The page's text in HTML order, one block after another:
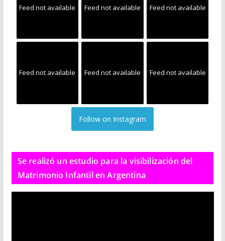
Feed not available Feed not available Feed not available
Feed not available Feed not available Feed not available
Follow on Instagram
Se realizó un estudio para la visibilización del
Matrimonio Infantil en Argentina